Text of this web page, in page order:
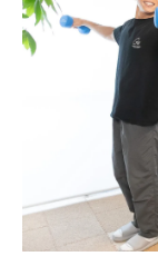
パー
個別
パー
目標達成
パー
目標